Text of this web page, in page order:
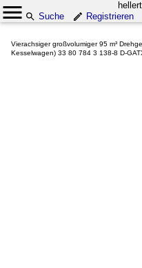
Suche
Registrieren
Vierachsiger großvolumiger 95 m³
Kesselwagen) 33 80 784 3 138-8 D-